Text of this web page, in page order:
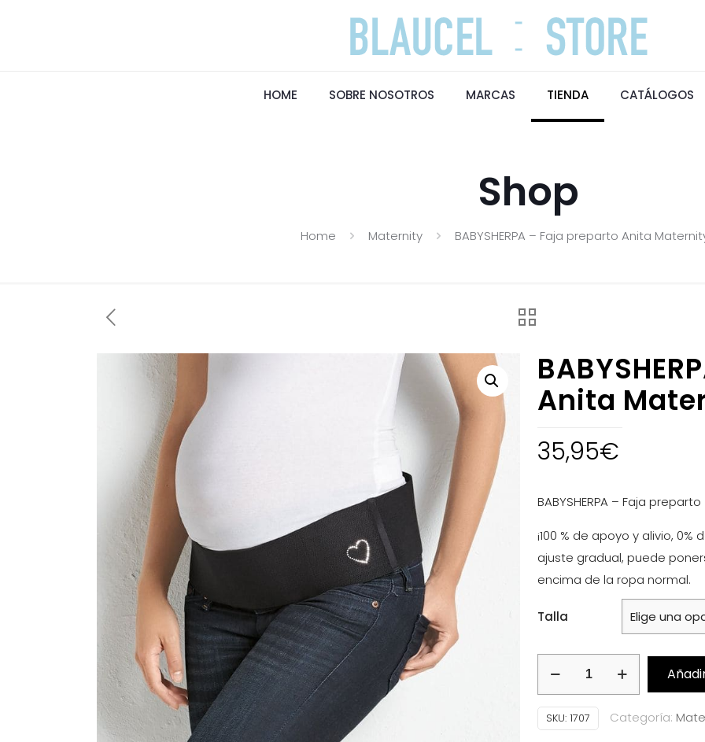
HOME SOBRE NOSOTROS MARCAS TIENDA CATÁLOGOS
Shop
Home Maternity BABYSHERPA – Faja preparto Anita
Anita
35,95€
BABYSHERPA – Faja preparto
¡100 % de apoyo y alivio, 0%
ajuste gradual, puede
encima de la ropa normal.
Talla
Faja
preparto
SKU:1707 Categoría: